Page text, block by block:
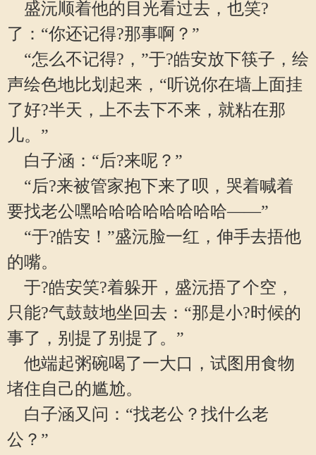
盛沅顺着他的目光看过去，也笑?
了：“你还记得?那事啊？”
“怎么不记得?，”于?皓安放下筷子，绘
声绘色地比划起来，“听说你在墙上面挂
了好?半天，上不去下不来，就粘在那
儿。”
白子涵：“后?来呢？”
“后?来被管家抱下来了呗，哭着喊着
要找老公嘿哈哈哈哈哈哈哈哈——”
“于?皓安！”盛沅脸一红，伸手去捂他
的嘴。
于?皓安笑?着躲开，盛沅捂了个空，
只能?气鼓鼓地坐回去：“那是小?时候的
事了，别提了别提了。”
他端起粥碗喝了一大口，试图用食物
堵住自己的尴尬。
白子涵又问：“找老公？找什么老
公？”